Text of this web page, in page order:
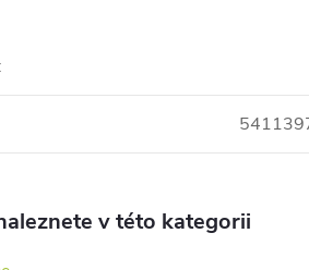
v této kategorii